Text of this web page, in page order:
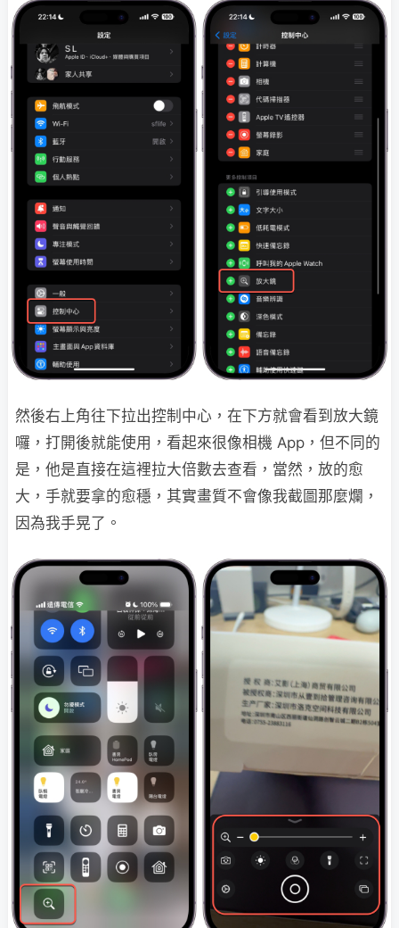
然後右上角往下拉出控制中心，在下方就會看到放大鏡
囉，打開後就能使用，看起來很像相機 App，但不同的
是，他是直接在這裡拉大倍數去查看，當然，放的愈
大，手就要拿的愈穩，其實畫質不會像我截圖那麼爛，
因為我手晃了。